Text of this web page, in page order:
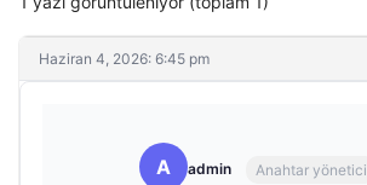
Haziran 4, 2026: 6:45 pm
A admin Anahtar yönetici